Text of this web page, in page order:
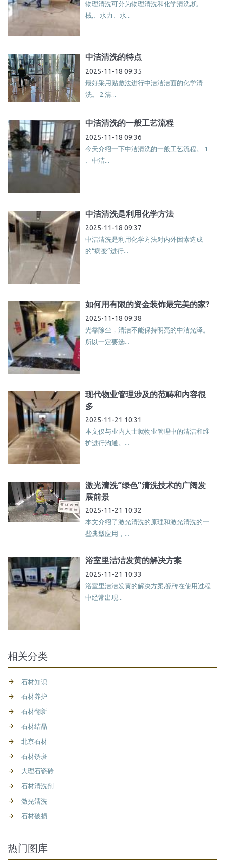
物理清洗可分为物理清洗和化学清洗,机
械,、水力、水...
中洁清洗的特点
2025-11-18 09:35
最好采用贴敷法进行中洁洁洁面的化学清
洗。 2.清...
中洁清洗的一般工艺流程
2025-11-18 09:36
今天介绍一下中洁清洗的一般工艺流程。 1
、中洁...
中洁清洗是利用化学方法
2025-11-18 09:37
中洁清洗是利用化学方法对内外因素造成
的“病变”进行...
如何用有限的资金装饰最完美的家?
2025-11-18 09:38
光靠除尘，清洁不能保持明亮的中洁光泽。
所以一定要选...
现代物业管理涉及的范畴和内容很
多
2025-11-21 10:31
本文仅与业内人士就物业管理中的清洁和维
护进行沟通。...
激光清洗“绿色”清洗技术的广阔发
展前景
2025-11-21 10:32
本文介绍了激光清洗的原理和激光清洗的一
些典型应用，...
浴室里洁洁发黄的解决方案
2025-11-21 10:33
浴室里洁洁发黄的解决方案,瓷砖在使用过程
中经常出现...
相关分类
石材知识
石材养护
石材翻新
石材结晶
北京石材
石材锈斑
大理石瓷砖
石材清洗剂
激光清洗
石材破损
热门图库